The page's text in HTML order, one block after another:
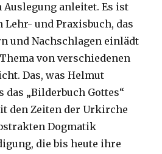
Auslegung anleitet. Es ist
und Praxisbuch, das
und Nachschlagen einlädt
von verschiedenen
Das, was Helmut
„Bilderbuch Gottes“
den Zeiten der Urkirche
Dogmatik
die bis heute ihre